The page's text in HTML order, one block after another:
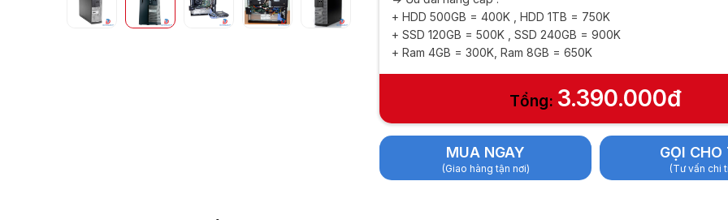
+ HDD 500GB = 400K , HDD 1TB = 750K
+ SSD 120GB = 500K , SSD 240GB = 900K
+ Ram 4GB = 300K, Ram 8GB = 650K
Tổng: 3.390.000đ
MUA NGAY
(Giao hàng tận nơi)
GỌI CHO
(Tư vấn chi